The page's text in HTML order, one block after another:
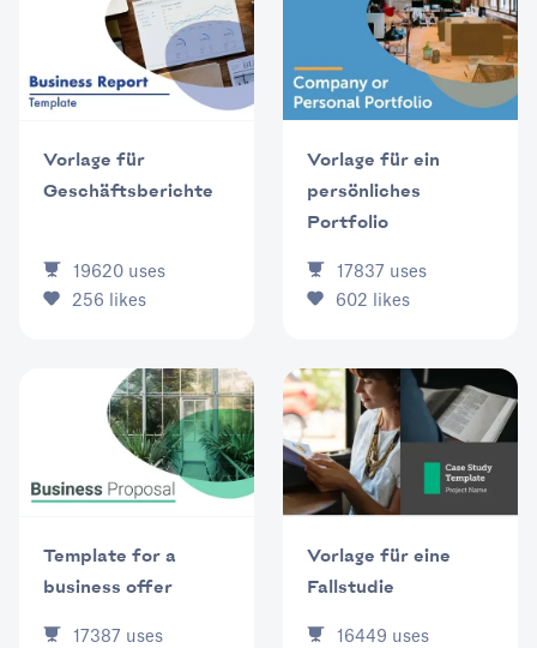
Vorlage für
Geschäftsberichte
19620 uses
256 likes
Vorlage für ein
persönliches
Portfolio
17837 uses
602 likes
Template for a
business offer
17387 uses
Vorlage für eine
Fallstudie
16449 uses